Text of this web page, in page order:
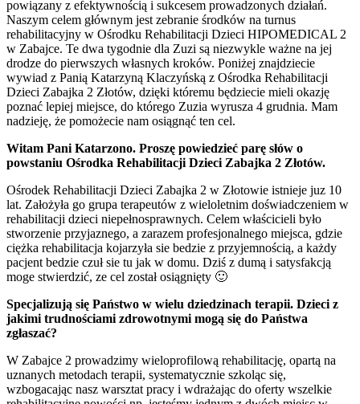
powiązany z efektywnością i sukcesem prowadzonych działań.
Naszym celem głównym jest zebranie środków na turnus
rehabilitacyjny w Ośrodku Rehabilitacji Dzieci HIPOMEDICAL 2
w Zabajce. Te dwa tygodnie dla Zuzi są niezwykle ważne na jej
drodze do pierwszych własnych kroków. Poniżej znajdziecie
wywiad z Panią Katarzyną Klaczyńską z Ośrodka Rehabilitacji
Dzieci Zabajka 2 Złotów, dzięki któremu będziecie mieli okazję
poznać lepiej miejsce, do którego Zuzia wyrusza 4 grudnia. Mam
nadzieję, że pomożecie nam osiągnąć ten cel.
Witam Pani Katarzono. Proszę powiedzieć parę słów o
powstaniu Ośrodka Rehabilitacji Dzieci Zabajka 2 Złotów.
Ośrodek Rehabilitacji Dzieci Zabajka 2 w Złotowie istnieje juz 10
lat. Założyła go grupa terapeutów z wieloletnim doświadczeniem w
rehabilitacji dzieci niepełnosprawnych. Celem właścicieli było
stworzenie przyjaznego, a zarazem profesjonalnego miejsca, gdzie
ciężka rehabilitacja kojarzyła sie bedzie z przyjemnością, a każdy
pacjent bedzie czuł sie tu jak w domu. Dziś z dumą i satysfakcją
moge stwierdzić, ze cel został osiągnięty 🙂
Specjalizują się Państwo w wielu dziedzinach terapii. Dzieci z
jakimi trudnościami zdrowotnymi mogą się do Państwa
zgłaszać?
W Zabajce 2 prowadzimy wieloprofilową rehabilitację, opartą na
uznanych metodach terapii, systematycznie szkoląc się,
wzbogacając nasz warsztat pracy i wdrażając do oferty wszelkie